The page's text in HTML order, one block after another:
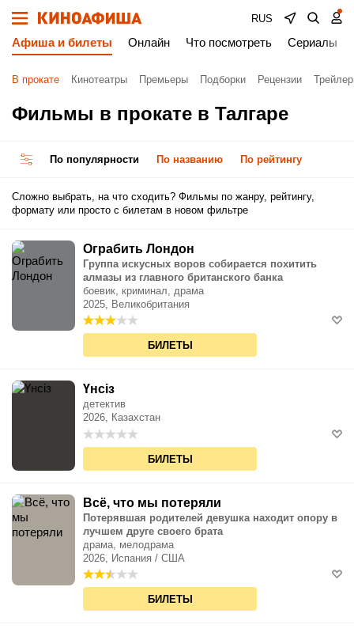
RUS
Афиша и билеты Онлайн Что посмотреть Сериалы
В прокате Кинотеатры Премьеры Подборки Рецензии
Фильмы в прокате в Талгаре
По популярности По названию По рейтингу
Сложно выбрать, на что сходить? Фильмы по жанру, рейтингу,
формату или просто с билетам в новом фильтре
Ограбить Лондон
Группа искусных воров собирается похитить
алмазы из главного британского банка
боевик, криминал, драма
2025, Великобритания
БИЛЕТЫ
Үнсіз
детектив
2026, Казахстан
БИЛЕТЫ
Всё, что мы потеряли
Потерявшая родителей девушка находит опору в
лучшем друге своего брата
драма, мелодрама
2026, Испания / США
БИЛЕТЫ